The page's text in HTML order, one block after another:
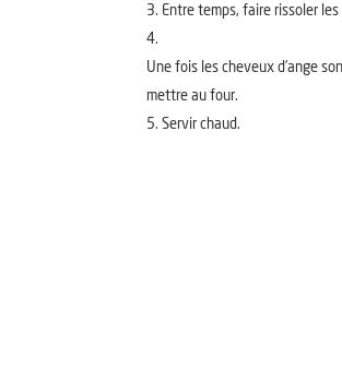
Entre temps, faire rissoler
Une fois les cheveux d’ange
mettre au four.
Servir chaud.